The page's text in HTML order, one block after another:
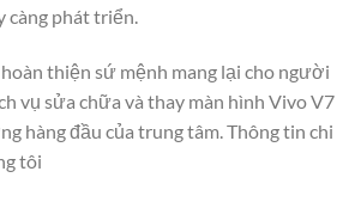
càng phát triển.
thiện sứ mệnh mang lại cho người
vụ sửa chữa và thay màn hình Vivo V7
hàng đầu của trung tâm. Thông tin chi
tôi